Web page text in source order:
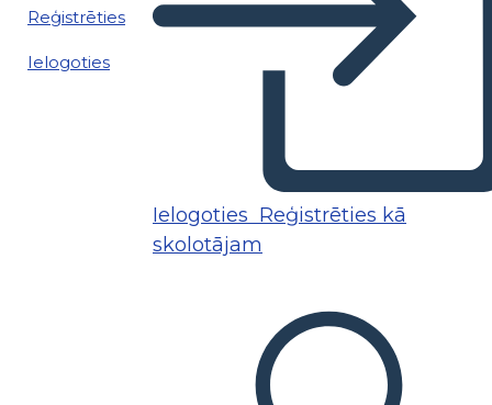
Reģistrēties
Ielogoties
Ielogoties Reģistrēties kā
skolotājam